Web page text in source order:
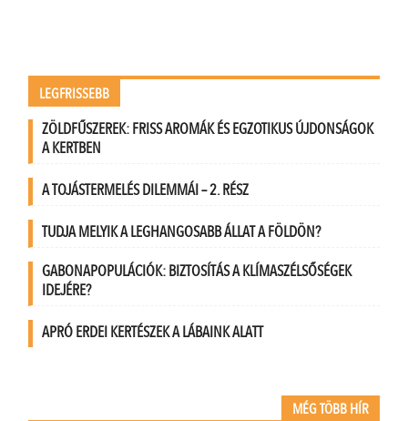
LEGFRISSEBB
ZÖLDFŰSZEREK: FRISS AROMÁK ÉS EGZOTIKUS ÚJDONSÁGOK
A KERTBEN
A TOJÁSTERMELÉS DILEMMÁI – 2. RÉSZ
TUDJA MELYIK A LEGHANGOSABB ÁLLAT A FÖLDÖN?
GABONAPOPULÁCIÓK: BIZTOSÍTÁS A KLÍMASZÉLSŐSÉGEK
IDEJÉRE?
APRÓ ERDEI KERTÉSZEK A LÁBAINK ALATT
MÉG TÖBB HÍR